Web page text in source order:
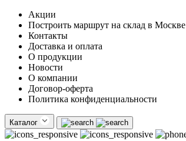
Акции
Построить маршрут на склад в Москве
Контакты
Доставка и оплата
О продукции
Новости
О компании
Договор-оферта
Политика конфиденциальности
Каталог